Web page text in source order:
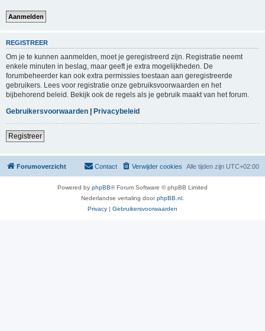
REGISTREER
Om je te kunnen aanmelden, moet je geregistreerd zijn. Registratie neemt
enkele minuten in beslag, maar geeft je extra mogelijkheden. De
forumbeheerder kan ook extra permissies toestaan aan geregistreerde
gebruikers. Lees voor registratie onze gebruiksvoorwaarden en het
bijbehorend beleid. Bekijk ook de regels als je gebruik maakt van het forum.
Gebruikersvoorwaarden | Privacybeleid
Registreer
Forumoverzicht Alle tijden zijn UTC+02:00
Verwijder cookies
Contact
Powered by phpBB® Forum Software © phpBB Limited
Nederlandse vertaling doorphpBB.nl
Privacy | Gebruikersvoorwaarden